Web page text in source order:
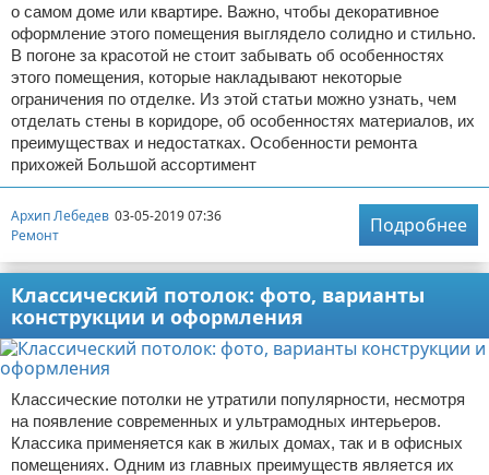
о самом доме или квартире. Важно, чтобы декоративное
оформление этого помещения выглядело солидно и стильно.
В погоне за красотой не стоит забывать об особенностях
этого помещения, которые накладывают некоторые
ограничения по отделке. Из этой статьи можно узнать, чем
отделать стены в коридоре, об особенностях материалов, их
преимуществах и недостатках. Особенности ремонта
прихожей Большой ассортимент
Архип Лебедев 03-05-2019 07:36
Ремонт
Подробнее
Классический потолок: фото, варианты
конструкции и оформления
Классические потолки не утратили популярности, несмотря
на появление современных и ультрамодных интерьеров.
Классика применяется как в жилых домах, так и в офисных
помещениях. Одним из главных преимуществ является их